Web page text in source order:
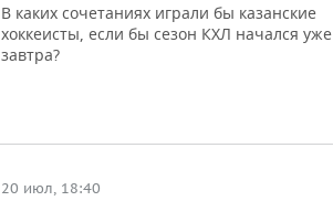
В каких сочетаниях играли бы казанские
хоккеисты, если бы сезон КХЛ начался уже
завтра?
20 июл, 18:40